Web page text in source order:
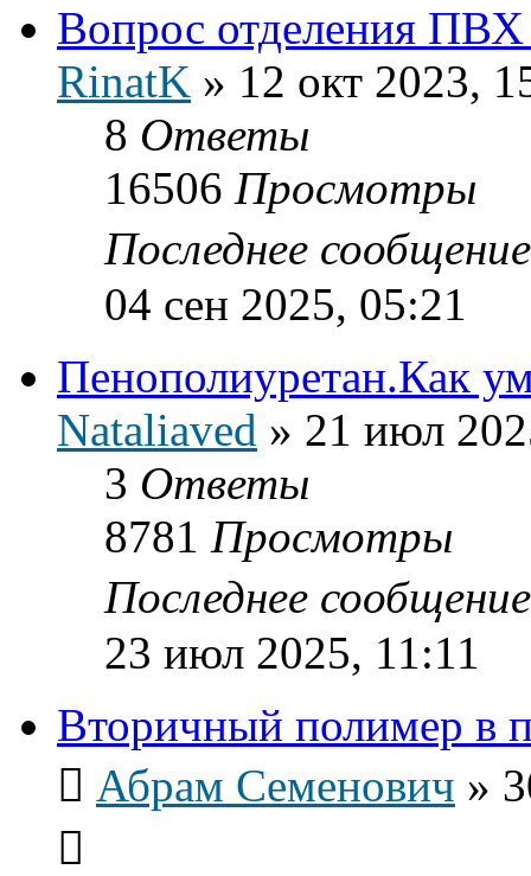
Вопрос отделения
RinatK » 12 окт 2023,
8 Ответы
16506 Просмотры
Последнее
04 сен 2025, 05:21
Пенополиуретан.Как
Nataliaved » 21 июл
3 Ответы
8781 Просмотры
Последнее
23 июл 2025, 11:11
Вторичный полимер в
Абрам Семенович »